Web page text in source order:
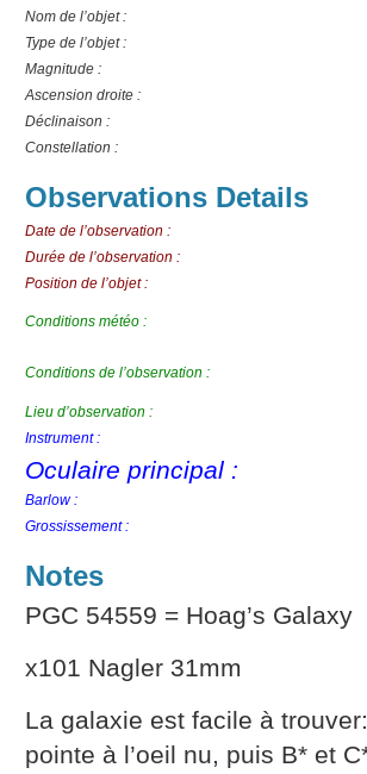
Nom de l’objet :
Type de l’objet :
Magnitude :
Ascension droite :
Déclinaison :
Constellation :
Observations Details
Date de l’observation :
Durée de l’observation :
Position de l’objet :
Conditions météo :
Conditions de l’observation :
Lieu d’observation :
Instrument :
Oculaire principal :
Barlow :
Grossissement :
Notes
PGC 54559 = Hoag’s Galaxy
x101 Nagler 31mm
La galaxie est facile à
pointe à l’oeil nu, puis B* et